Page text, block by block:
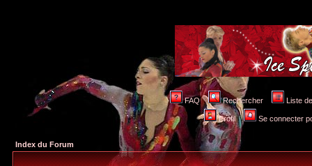
FAQ Rechercher Liste
Profil Se connecter
Index du Forum